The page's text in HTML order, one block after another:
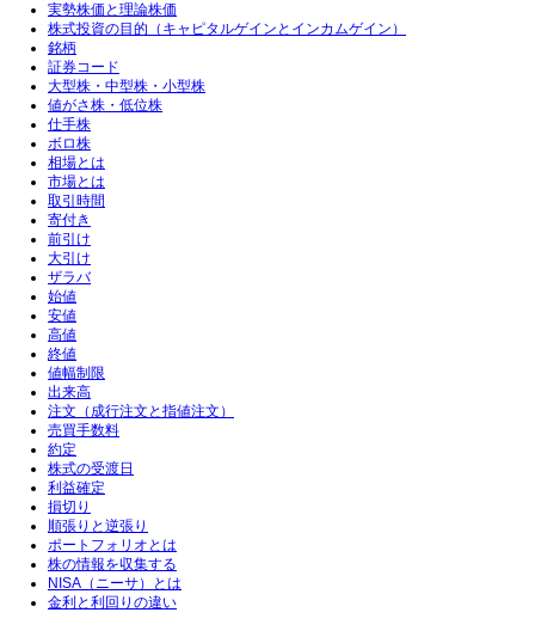
実勢株価と理論株価
株式投資の目的（キャピタルゲインとインカムゲイン）
銘柄
証券コード
大型株・中型株・小型株
値がさ株・低位株
仕手株
ボロ株
相場とは
市場とは
取引時間
寄付き
前引け
大引け
ザラバ
始値
安値
高値
終値
値幅制限
出来高
注文（成行注文と指値注文）
売買手数料
約定
株式の受渡日
利益確定
損切り
順張りと逆張り
ポートフォリオとは
株の情報を収集する
NISA（ニーサ）とは
金利と利回りの違い